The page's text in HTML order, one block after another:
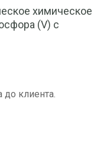
химическое
(V) с
клиента.